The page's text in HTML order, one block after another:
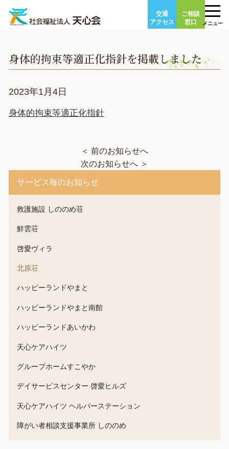
content
交通
アクセス
ご相談
窓口
メニュー
身体的拘束等適正化指針を掲載しました
2023年1月4日
身体的拘束等適正化指針
＜ 前のお知らせへ
次のお知らせへ ＞
サービス毎のお知らせ
救護施設 しののめ荘
鮮雲荘
啓愛ヴィラ
北原荘
ハッピーランドやまと
ハッピーランドやまと南館
ハッピーランドあいかわ
天心ケアハイツ
グループホームすこやか
デイサービスセンター 啓愛ヒルズ
天心ケアハイツ ヘルパーステーション
障がい者相談支援事業所 しののめ